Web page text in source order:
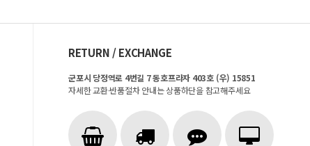
RETURN / EXCHANGE
군포시 당정역로 4번길 7 동호프라자 403호 (우) 15851
자세한 교환·반품절차 안내는 상품하단을 참고해주세요